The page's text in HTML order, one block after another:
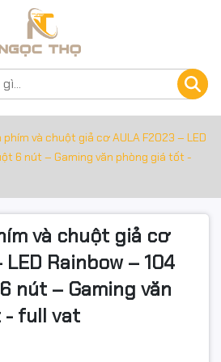
phím và chuột giả cơ AULA F2023 – LED
6 nút – Gaming văn phòng giá tốt -
và chuột giả cơ
Rainbow – 104
nút – Gaming văn
- full vat
thuật
giả cơ AULA F2023 – LED Rainbow
– Gaming văn phòng giá tốt
bàn phím giả cơ fullsize 104 phím +
7 màu, DPI tối đa 2400,
gaming. Phù hợp game net,
viên, văn phòng thích phím LED
phẩm